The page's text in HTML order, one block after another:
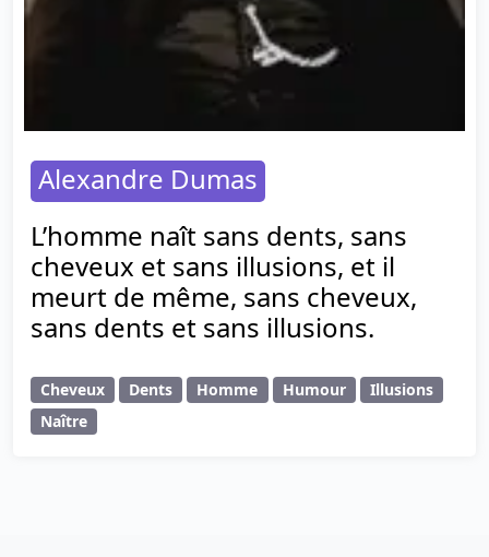
Alexandre Dumas
L’homme naît sans dents, sans
cheveux et sans illusions, et il
meurt de même, sans cheveux,
sans dents et sans illusions.
Cheveux Dents Homme Humour
Illusions
Naître